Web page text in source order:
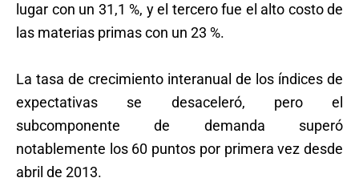
lugar con un 31,1 %, y el tercero fue el alto costo de
las materias primas con un 23 %.
La tasa de crecimiento interanual de los índices de
expectativas se desaceleró, pero el
subcomponente de demanda superó
notablemente los 60 puntos por primera vez desde
abril de 2013.